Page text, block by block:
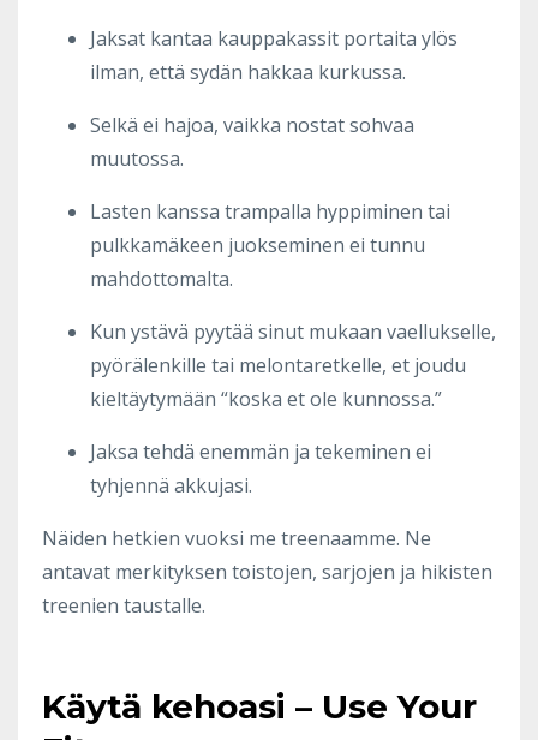
Jaksat kantaa kauppakassit portaita ylös
ilman, että sydän hakkaa kurkussa.
Selkä ei hajoa, vaikka nostat sohvaa
muutossa.
Lasten kanssa trampalla hyppiminen tai
pulkkamäkeen juokseminen ei tunnu
mahdottomalta.
Kun ystävä pyytää sinut mukaan vaellukselle,
pyörälenkille tai melontaretkelle, et joudu
kieltäytymään “koska et ole kunnossa.”
Jaksa tehdä enemmän ja tekeminen ei
tyhjennä akkujasi.
Näiden hetkien vuoksi me treenaamme. Ne
antavat merkityksen toistojen, sarjojen ja hikisten
treenien taustalle.
Käytä kehoasi – Use Your